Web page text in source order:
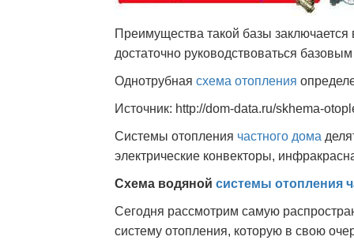
Преимущества такой базы
достаточно руководствоваться
Однотрубная схема отопления
Источник: http://dom-data.ru/skhema-
Системы отопления частного дома
электрические конвекторы,
Схема водяной системы отопления
Сегодня рассмотрим самую
систему отопления, которую в свою